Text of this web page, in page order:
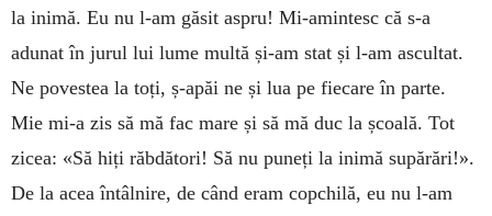
la inimă. Eu nu l-am găsit aspru! Mi-amintesc că s-a
adunat în jurul lui lume multă și-am stat și l-am ascultat.
Ne povestea la toți, ș-apăi ne și lua pe fiecare în parte.
Mie mi-a zis să mă fac mare și să mă duc la școală. Tot
zicea: «Să hiți răbdători! Să nu puneți la inimă supărări!».
De la acea întâlnire, de când eram copchilă, eu nu l-am